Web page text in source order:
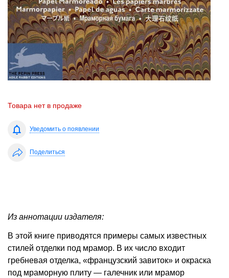
Товара нет в продаже
Уведомить о появлении
Поделиться
Из аннотации издателя:
В этой книге приводятся примеры самых известных
стилей отделки под мрамор. В их число входит
гребневая отделка, «французский завиток» и окраска
под мраморную плиту — галечник или мрамор